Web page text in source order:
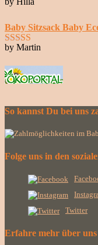
Bewertet mit
Baby Sitzsack Baby
Bewertet mit
by Martin
So kannst Du bei uns
Folge uns in den
Twitter
Erfahre mehr über uns